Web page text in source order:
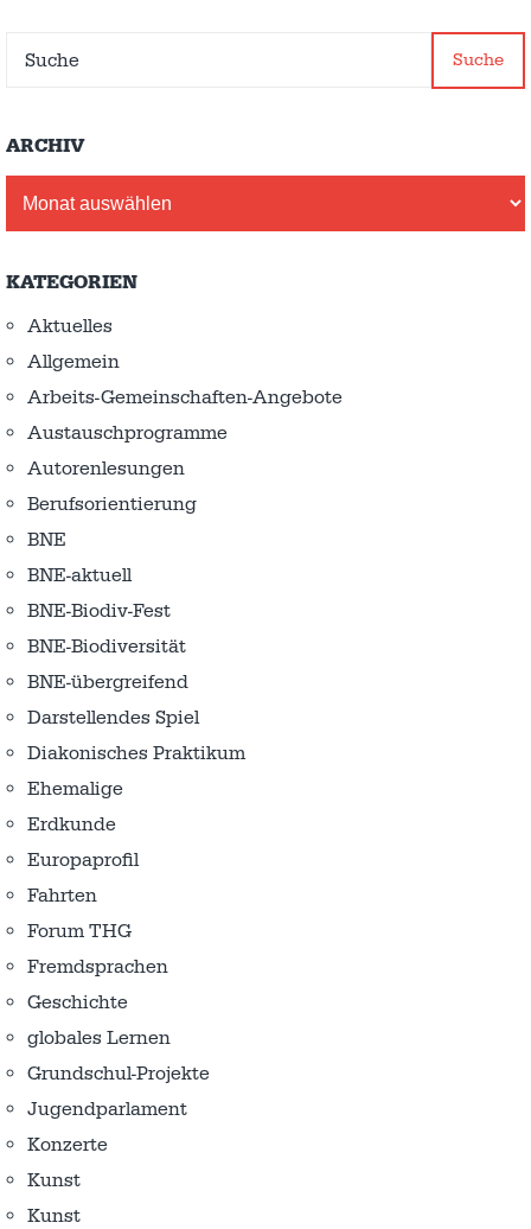
Suche
ARCHIV
KATEGORIEN
Aktuelles
Allgemein
Arbeits-Gemeinschaften-Angebote
Austausch­programme
Autorenlesungen
Berufsorientierung
BNE
BNE-aktuell
BNE-Biodiv-Fest
BNE-Biodiversität
BNE-übergreifend
Darstellendes Spiel
Diakonisches Praktikum
Ehemalige
Erdkunde
Europaprofil
Fahrten
Forum THG
Fremdsprachen
Geschichte
globales Lernen
Grundschul-Projekte
Jugendparlament
Konzerte
Kunst
Kunst